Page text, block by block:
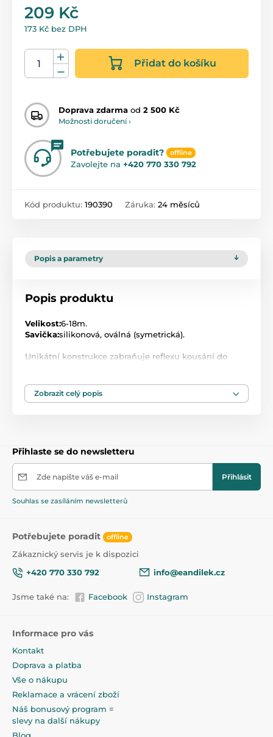
209 Kč
173 Kč bez DPH
Přidat do košíku
Doprava zdarma od 2 500 Kč
Možnosti doručení ›
Potřebujete poradit? offline
Zavolejte na +420 770 330 792
Kód produktu: 190390 Záruka: 24 měsíců
Popis a parametry
Popis produktu
Velikost:6-18m.
Savička:silikonová, oválná (symetrická).
Unikátní konstrukce zabraňuje reflexu kousání do
skusu.
Silikonový dudlík je vyroben z průhledného silikonu,
1. jakost.
Produkt je zařazen v kategoriích
Zobrazit celý popis
Přihlaste se do newsletteru
Zde napište váš e-mail Přihlásit
Souhlas se zasíláním newsletterů
Potřebujete poradit offline
Zákaznický servis je k dispozici
+420 770 330 792
info@eandilek.cz
Jsme také na: Facebook Instagram
Informace pro vás
Kontakt
Doprava a platba
Vše o nákupu
Reklamace a vrácení zboží
Náš bonusový program =
slevy na další nákupy